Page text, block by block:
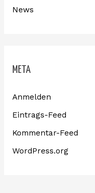
News
META
Anmelden
Eintrags-Feed
Kommentar-Feed
WordPress.org